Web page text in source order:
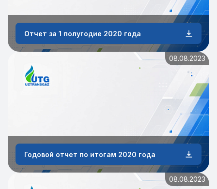
Отчет за 1 полугодие 2020 года
08.08.2023
Годовой отчет по итогам 2020 года
08.08.2023